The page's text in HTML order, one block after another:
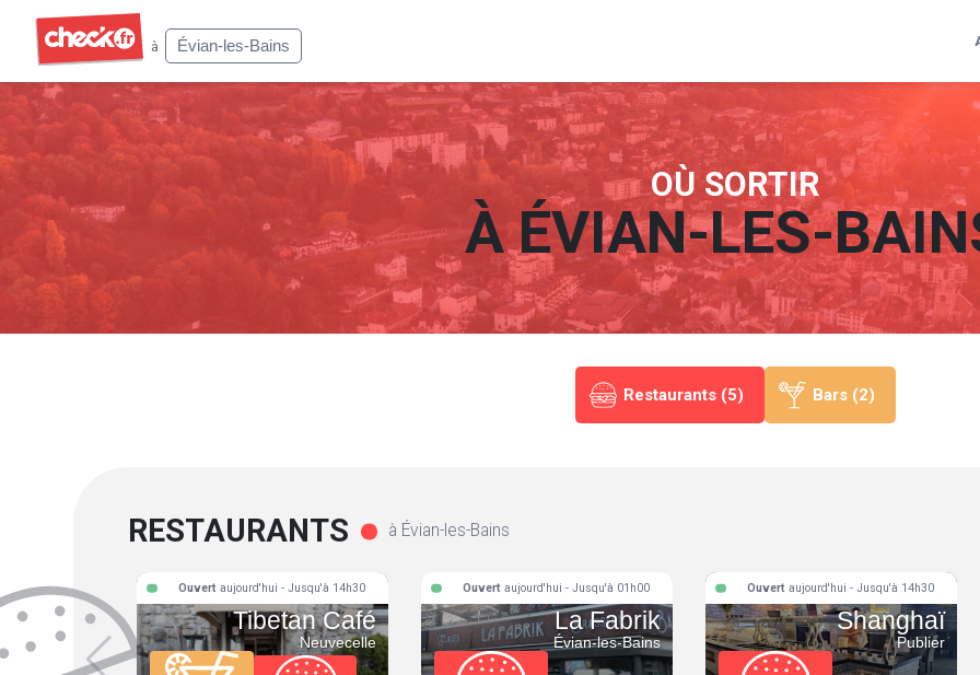
à
Évian-les-Bains
OÙ SORTIR
ÀÉVIAN-LES-
Restaurants (5) Bars (2)
RESTAURANTS à Évian-les-Bains
Tibetan Café
Neuvecelle
Ouvert aujourd'hui - Jusqu'à 14h30
La Fabrik
Évian-les-Bains
Ouvert aujourd'hui - Jusqu'à 01h00
Shanghaï
Publier
Ouvert aujourd'hui - Jusqu'à 14h30